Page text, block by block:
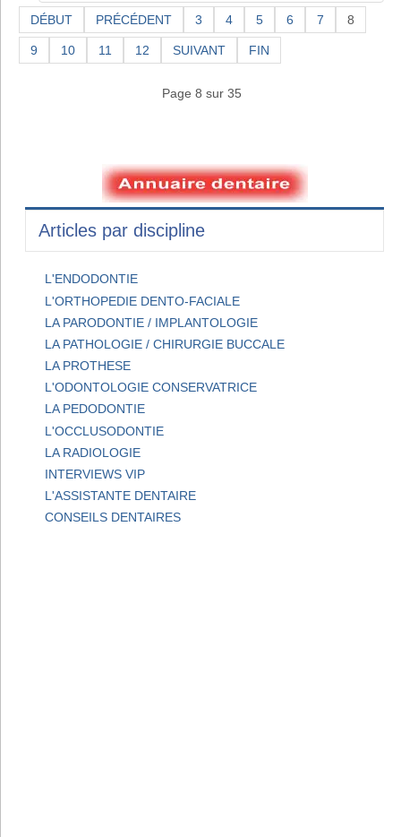
DÉBUT PRÉCÉDENT 3 4 5 6 7 8
9 10 11 12 SUIVANT FIN
Page 8 sur 35
Articles par discipline
L'ENDODONTIE
L'ORTHOPEDIE DENTO-FACIALE
LA PARODONTIE / IMPLANTOLOGIE
LA PATHOLOGIE / CHIRURGIE BUCCALE
LA PROTHESE
L'ODONTOLOGIE CONSERVATRICE
LA PEDODONTIE
L'OCCLUSODONTIE
LA RADIOLOGIE
INTERVIEWS VIP
L'ASSISTANTE DENTAIRE
CONSEILS DENTAIRES